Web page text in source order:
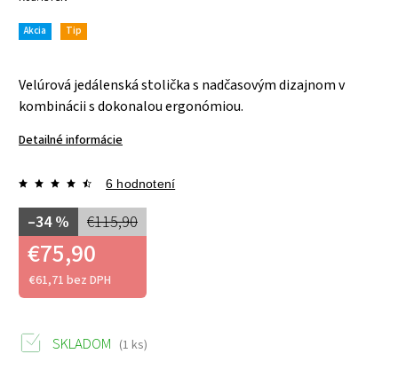
Akcia Tip
Velúrová jedálenská stolička s nadčasovým dizajnom v
kombinácii s dokonalou ergonómiou.
Detailné informácie
6 hodnotení
€115,90
–34 %
€75,90
€61,71 bez DPH
SKLADOM (1 ks)